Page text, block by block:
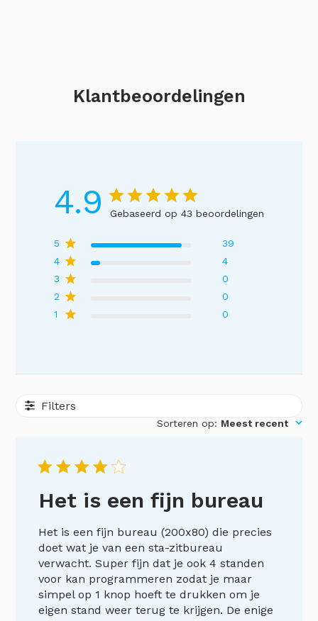
Klantbeoordelingen
4.9 Gebaseerd op 43 beoordelingen
5
39
4
4
3
0
2
0
1
0
Filters
Sorteren op: Meest recent
Het is een fijn bureau
Het is een fijn bureau (200x80) die precies
doet wat je van een sta-zitbureau
verwacht. Super fijn dat je ook 4 standen
voor kan programmeren zodat je maar
simpel op 1 knop hoeft te drukken om je
eigen stand weer terug te krijgen. De enige